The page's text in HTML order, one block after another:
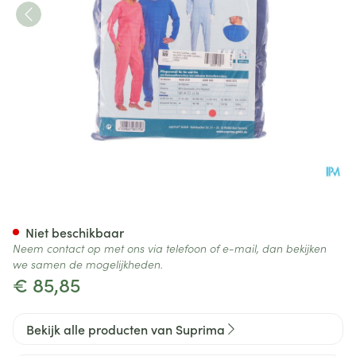
€ 85,85
Niet beschikbaar
Neem contact op met ons via telefoon of e-mail, dan bekijken
we samen de mogelijkheden.
Bekijk alle producten van Suprima